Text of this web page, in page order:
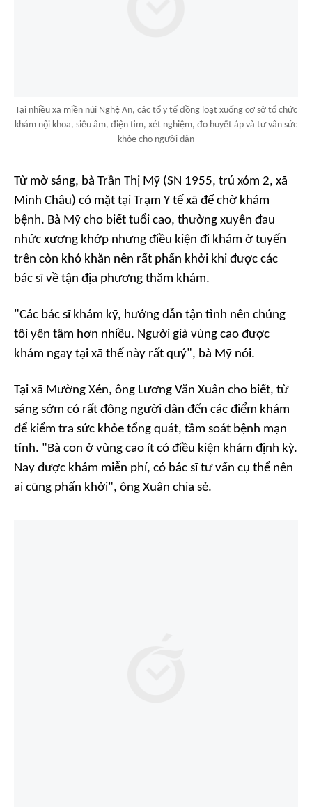
Tại nhiều xã miền núi Nghệ An, các tổ y tế đồng loạt xuống cơ sở tổ chức
khám nội khoa, siêu âm, điện tim, xét nghiệm, đo huyết áp và tư vấn sức
khỏe cho người dân
Từ mờ sáng, bà Trần Thị Mỹ (SN 1955, trú xóm 2, xã
Minh Châu) có mặt tại Trạm Y tế xã để chờ khám
bệnh. Bà Mỹ cho biết tuổi cao, thường xuyên đau
nhức xương khớp nhưng điều kiện đi khám ở tuyến
trên còn khó khăn nên rất phấn khởi khi được các
bác sĩ về tận địa phương thăm khám.
"Các bác sĩ khám kỹ, hướng dẫn tận tình nên chúng
tôi yên tâm hơn nhiều. Người già vùng cao được
khám ngay tại xã thế này rất quý", bà Mỹ nói.
Tại xã Mường Xén, ông Lương Văn Xuân cho biết, từ
sáng sớm có rất đông người dân đến các điểm khám
để kiểm tra sức khỏe tổng quát, tầm soát bệnh mạn
tính. "Bà con ở vùng cao ít có điều kiện khám định kỳ.
Nay được khám miễn phí, có bác sĩ tư vấn cụ thể nên
ai cũng phấn khởi", ông Xuân chia sẻ.